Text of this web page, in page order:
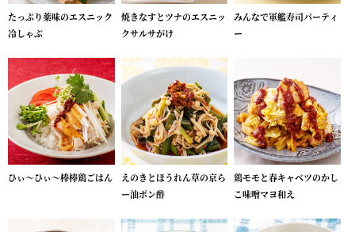
たっぷり薬味のエスニック
冷しゃぶ
焼きなすとツナのエスニッ
クサルサがけ
みんなで軍艦寿司パーティ
ー
ひぃ～ひぃ～棒棒鶏ごはん
えのきとほうれん草の京ら
ー油ポン酢
鶏モモと春キャベツのかし
こ味噌マヨ和え